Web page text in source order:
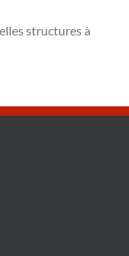
structures à